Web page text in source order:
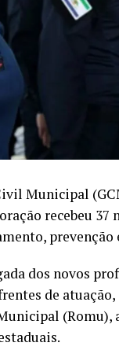
Municipal
recebeu
dos novos
de atuação,
(Romu),